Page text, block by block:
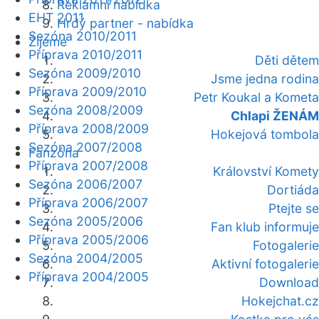
Reklamní nabídka
Hrdý partner - nabídka
Žijeme
Děti dětem
Jsme jedna rodina
Petr Koukal a Kometa
Chlapi ŽENÁM
Hokejová tombola
Fanzóna
Království Komety
Dortiáda
Ptejte se
Fan klub informuje
Fotogalerie
Aktivní fotogalerie
Download
Hokejchat.cz
EHT 2011
Sezóna 2010/2011
Příprava 2010/2011
Sezóna 2009/2010
Příprava 2009/2010
Sezóna 2008/2009
Příprava 2008/2009
Sezóna 2007/2008
Příprava 2007/2008
Sezóna 2006/2007
Příprava 2006/2007
Sezóna 2005/2006
Příprava 2005/2006
Sezóna 2004/2005
Příprava 2004/2005